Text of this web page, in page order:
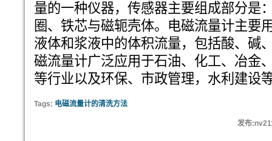
量的一种仪器，传感器主要组成部分是
圈、铁芯与磁轭壳体。电磁流量计主要
液体和浆液中的体积流量，包括酸、碱
磁流量计广泛应用于石油、化工、冶金
等行业以及环保、市政管理，水利建设
Tags: 电磁流量计的清洗方法
发布